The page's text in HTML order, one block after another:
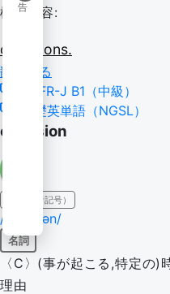
告
検索内容:
occasions.
翻訳する
CEFR-J B1（中級）
基礎英単語（NGSL）
occasion
IPA（発音記号）
/əˈkeɪʒən/
名詞
〈C〉(事が起こる,特定
理由